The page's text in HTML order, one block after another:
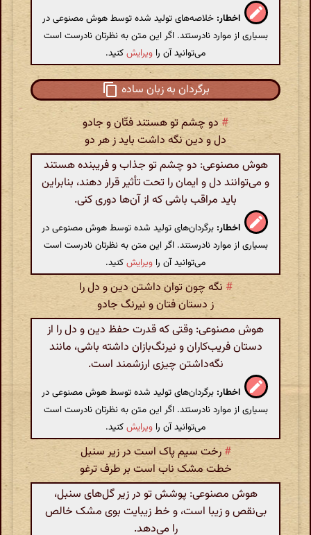
اخطار: خلاصه‌های تولید شده توسط هوش مصنوعی در
بسیاری از موارد نادرستند. اگر این متن به نظرتان نادرست است
می‌توانید آن را ویرایشکنید.
برگردان به زبان ساده
# دو چشم تو هستند فتّان و جادو
دل و دین نگه داشت باید ز هر دو
هوش مصنوعی: دو چشم تو جذاب و فریبنده هستند
و می‌توانند دل و ایمان را تحت تأثیر قرار دهند، بنابراین
باید مراقب باشی که از آن‌ها دوری کنی.
اخطار: برگردان‌های تولید شده توسط هوش مصنوعی در
بسیاری از موارد نادرستند. اگر این متن به نظرتان نادرست است
می‌توانید آن را ویرایشکنید.
# نگه چون توان داشتن دین و دل را
ز دستان فتان و نیرنگ جادو
هوش مصنوعی: وقتی که قدرت حفظ دین و دل را از
دستان فریب‌کاران و نیرنگ‌بازان داشته باشی، مانند
نگه‌داشتن چیزی ارزشمند است.
اخطار: برگردان‌های تولید شده توسط هوش مصنوعی در
بسیاری از موارد نادرستند. اگر این متن به نظرتان نادرست است
می‌توانید آن را ویرایشکنید.
# رخت سیم پاک است در زیر سنبل
خطت مشک ناب است بر طرف ترغو
هوش مصنوعی: پوشش تو در زیر گل‌های سنبل،
بی‌نقص و زیبا است، و خط زیبایت بوی مشک خالص
را می‌دهد.